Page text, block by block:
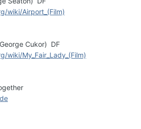
wiki/Airport_(Film)
Cukor) DF
wiki/My_Fair_Lady_(Film)